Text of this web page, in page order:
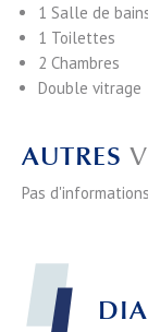
1 Salle de
1 Toilettes
2 Chambres
Double vitrage
AUTRES
Pas